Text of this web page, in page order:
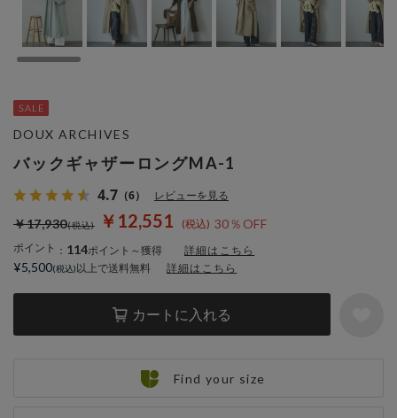
バックギャザーロングMA-1
4.7 （6） レビューを見る
￥12,551 30％OFF
￥17,930
ポイント ： 114ポイント～獲得 詳細はこちら
カートに入れる
DOUX ARCHIVES
¥5,500 以上で送料無料 詳細はこちら
Find your size